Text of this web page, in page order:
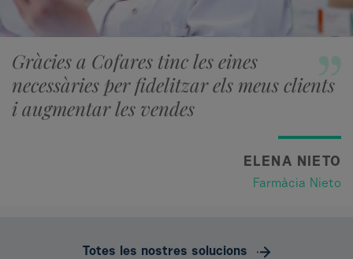
Gràcies a Cofares tinc les eines
necessàries per fidelitzar els meus clients
i augmentar les vendes
ELENA NIETO
Farmàcia Nieto
Totes les nostres solucions